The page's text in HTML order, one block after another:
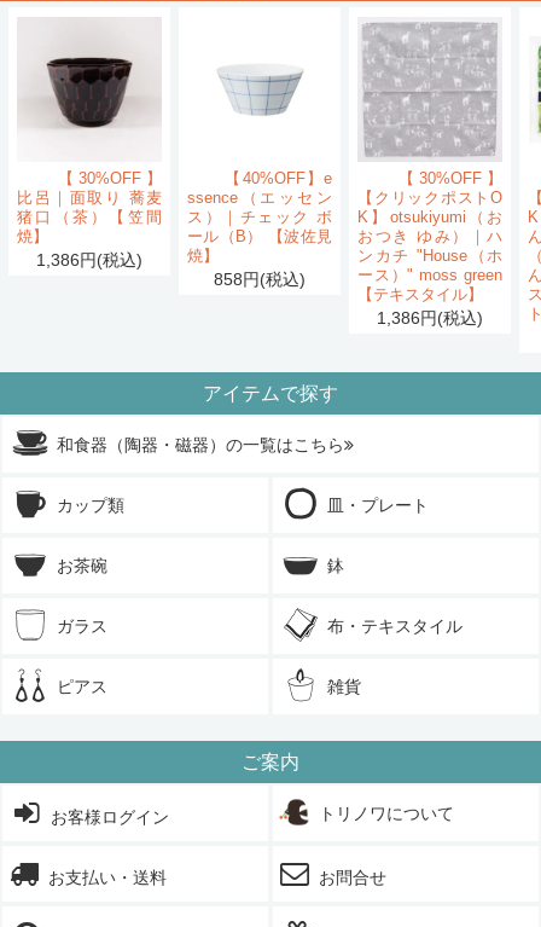
【30%OFF】
比呂｜面取り 蕎麦
猪口（茶）【笠間
焼】
1,386円(税込)
【40%OFF】e
ssence（エッセン
ス）｜チェック ボ
ール（B） 【波佐見
焼】
858円(税込)
【30%OFF】
【クリックポストO
K】otsukiyumi（お
おつき ゆみ）｜ハ
ンカチ "House（ホ
ース）" moss green
【テキスタイル】
1,386円(税込)
アイテムで探す
和食器（陶器・磁器）の一覧はこちら
カップ類 皿・プレート
お茶碗 鉢
ガラス 布・テキスタイル
ピアス 雑貨
ご案内
お客様ログイン トリノワについて
お支払い・送料 お問合せ